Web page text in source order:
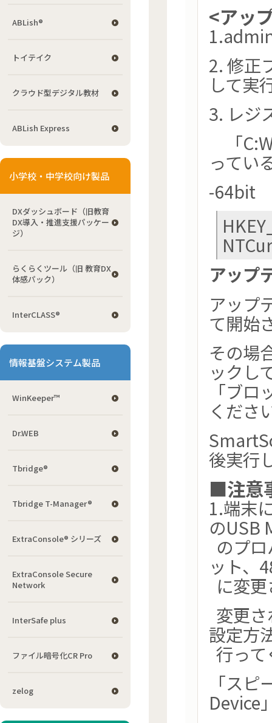
ABLish®
トイテイク
クラウド型デジタル教材
ABLish Express
小学校・中学校向け製品
DXダッシュボード（旧教育
DX導入・推進支援パッケー
ジ）
らくらくツール（旧 教育DX
体感パック）
InterCLASS®
情報基盤システム製品
WinKeeper™
Dr.WEB
Tbridge®
Tbridge T-Manager®
ExtraConsole® シリーズ
ExtraConsole Secure
Network
InterSafe plus
ファイル暗号化CR Pro
zelog
<アッ
2. 修正
して実
3. レジ
「
ってい
-64bit
アップ
アップ
て開始
その場
ックし
「ブ
くださ
後実行
■注意
1.端末
のUSB
のプ
ット、
に変
変更
設定方
行っ
「ス
Device